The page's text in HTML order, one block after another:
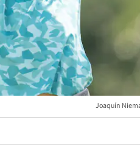
Joaquín